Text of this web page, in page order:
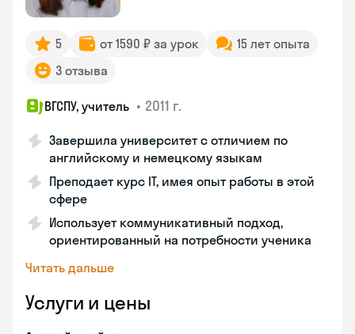
5 от 1590 ₽ за урок
15 лет опыта
3 отзыва
ВГСПУ, учитель • 2011 г.
Завершила университет с отличием по
английскому и немецкому языкам
Преподает курс IT, имея опыт работы в этой
сфере
Использует коммуникативный подход,
ориентированный на потребности ученика
Читать дальше
Услуги и цены